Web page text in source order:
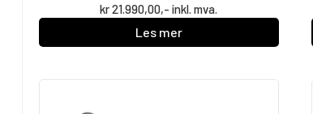
kr21.990,00,- inkl. mva.
Les mer